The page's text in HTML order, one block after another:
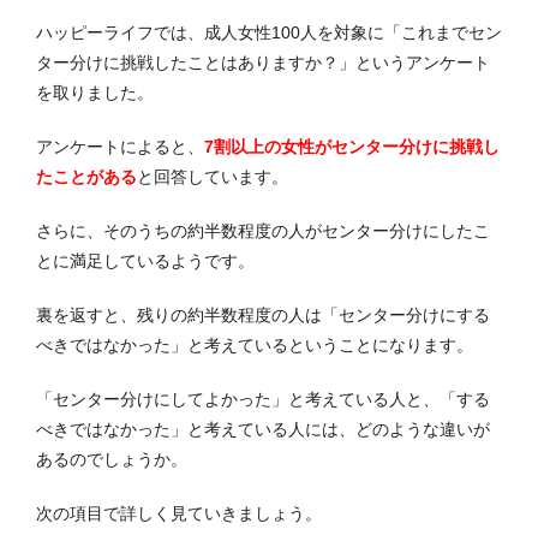
ハッピーライフでは、成人女性100人を対象に「これまでセン
ター分けに挑戦したことはありますか？」というアンケート
を取りました。
アンケートによると、 7割以上の女性がセンター分けに挑戦し
たことがあると回答しています。
さらに、そのうちの約半数程度の人がセンター分けにしたこ
とに満足しているようです。
裏を返すと、残りの約半数程度の人は「センター分けにする
べきではなかった」と考えているということになります。
「センター分けにしてよかった」と考えている人と、「する
べきではなかった」と考えている人には、どのような違いが
あるのでしょうか。
次の項目で詳しく見ていきましょう。